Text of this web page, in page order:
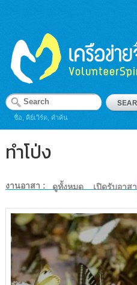
ชื่อ, คีย์เวิร์ด, คำค้น
ทำโป่ง
งานอาสา : ดูทั้งหมด เปิดรับอาสา